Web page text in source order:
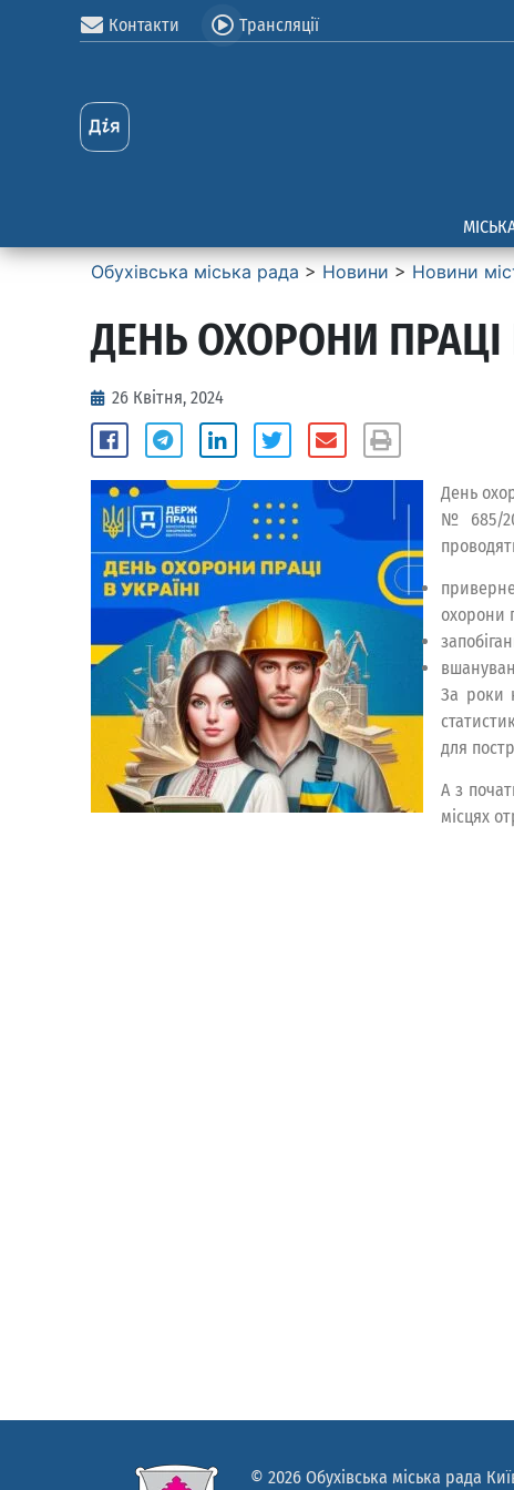
Контакти Трансляції
Обухівська міська рада > Новини > Новини
ДЕНЬ ОХОРОНИ ПРАЦІ
26 Квітня, 2024
День
№ 685/
охорони
За роки
для
А з
місцях
© 2026 Обухівська міська рада